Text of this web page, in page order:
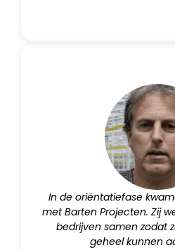
In de oriëntatiefase
met Barten Projecten. Zij
bedrijven samen zodat
geheel kunnen